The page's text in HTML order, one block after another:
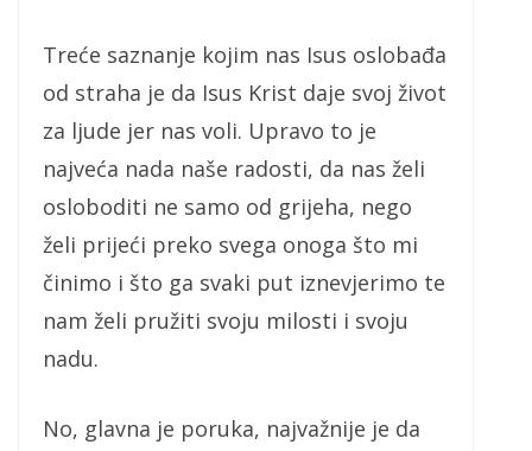
Treće saznanje kojim nas Isus oslobađa
od straha je da Isus Krist daje svoj život
za ljude jer nas voli. Upravo to je
najveća nada naše radosti, da nas želi
osloboditi ne samo od grijeha, nego
želi prijeći preko svega onoga što mi
činimo i što ga svaki put iznevjerimo te
nam želi pružiti svoju milosti i svoju
nadu.
No, glavna je poruka, najvažnije je da